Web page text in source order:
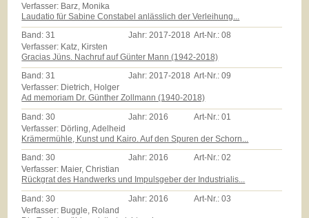
Verfasser: Barz, Monika
Laudatio für Sabine Constabel anlässlich der Verleihung...
Band:31 Jahr: 2017-2018 Art-Nr.:08
Verfasser: Katz, Kirsten
Gracias Jüns. Nachruf auf Günter Mann (1942-2018)
Band:31 Jahr:2017-2018 Art-Nr.:09
Verfasser: Dietrich, Holger
Ad memoriam Dr. Günther Zollmann (1940-2018)
Band:30 Jahr: 2016 Art-Nr.:01
Verfasser: Dörling, Adelheid
Krämermühle, Kunst und Kairo. Auf den Spuren der Schorn...
Band:30 Jahr:2016 Art-Nr.:02
Verfasser: Maier, Christian
Rückgrat des Handwerks und Impulsgeber der Industrialis...
Band:30 Jahr: 2016 Art-Nr.:03
Verfasser: Buggle, Roland